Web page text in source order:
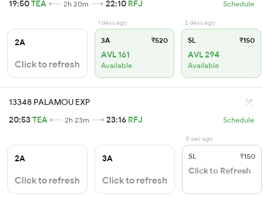
19:50TEA 2h 20m 22:10 RFJ Schedule
2A
Click to refresh
1 days ago
3A ₹520
AVL 161
Available
2 days ago
SL ₹150
AVL 294
Available
13348 PALAMOU EXP
20:53TEA 2h 23m 23:16 RFJ Schedule
2A
Click to refresh
3A
Click to refresh
0 sec ago
SL ₹150
Click to Refresh